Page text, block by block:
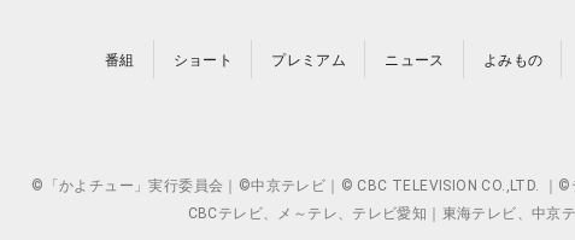
番組 ショート プレミアム ニュース よみもの
©「かよチュー」実行委員会｜©中京テレビ｜© CBC TELEVISION CO.,LTD.
CBCテレビ、メ～テレ、テレビ愛知｜東海テレビ、中